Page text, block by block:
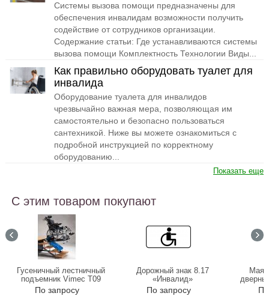
Системы вызова помощи предназначены для
обеспечения инвалидам возможности получить
содействие от сотрудников организации.
Содержание статьи: Где устанавливаются системы
вызова помощи Комплектность Технологии Виды...
Как правильно оборудовать туалет для
инвалида
Оборудование туалета для инвалидов
чрезвычайно важная мера, позволяющая им
самостоятельно и безопасно пользоваться
сантехникой. Ниже вы можете ознакомиться с
подробной инструкцией по корректному
оборудованию...
Показать еще
С этим товаром покупают
Гусеничный лестничный
подъемник Vimec Т09
Roby P.P.P
По запросу
Дорожный знак 8.17
«Инвалид»
По запросу